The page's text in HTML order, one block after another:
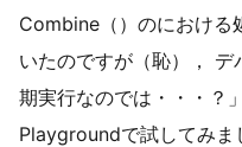
Combine（）のにおける
いたのですが（恥），
期実行なのでは・・・？
Playgroundで試してみま